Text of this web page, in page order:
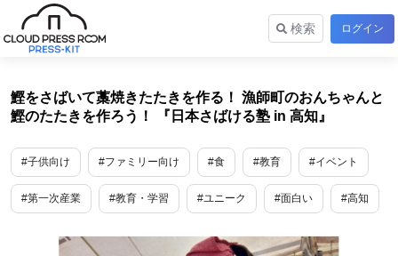
検索 ログイン
鰹をさばいて藁焼きたたきを作る！ 漁師町のおんちゃんと
鰹のたたきを作ろう！ 『日本さばける塾 in 高知』
#子供向け #ファミリー向け #食 #教育 #イベント
#第一次産業 #教育・学習 #ユニーク #面白い #高知